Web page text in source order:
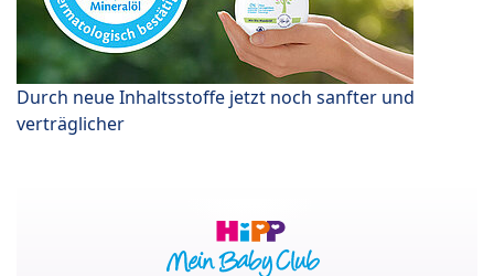
Durch neue Inhaltsstoffe jetzt noch sanfter und
verträglicher